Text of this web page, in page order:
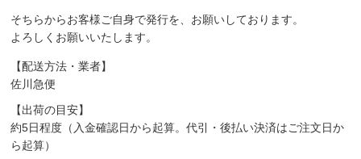
そちらからお客様ご自身で発行を、お願いしております。
よろしくお願いいたします。
【配送方法・業者】
佐川急便
【出荷の目安】
約5日程度（入金確認日から起算。代引・後払い決済はご注文日か
ら起算）